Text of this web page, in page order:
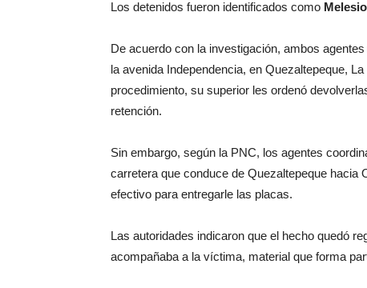
Los detenidos fueron identificados como
De acuerdo con la investigación, ambos
la avenida Independencia, en Quezaltepeque,
procedimiento, su superior les ordenó
retención.
Sin embargo, según la PNC, los agentes
carretera que conduce de Quezaltepeque hacia
efectivo para entregarle las placas.
Las autoridades indicaron que el hecho quedó
acompañaba a la víctima, material que forma